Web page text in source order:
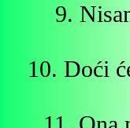
9.
10. Doći